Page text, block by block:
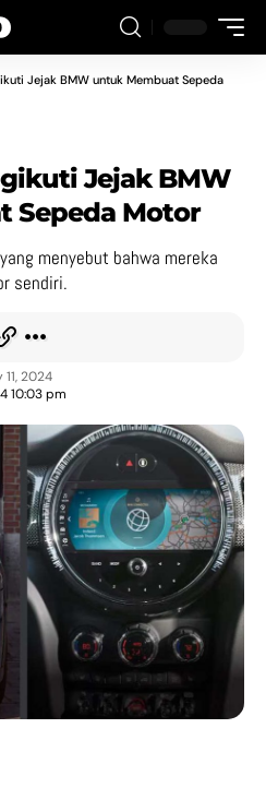
Jejak BMW untuk Membuat Sepeda
Jejak BMW
Sepeda Motor
menyebut bahwa mereka
sendiri.
10:03 pm
2024